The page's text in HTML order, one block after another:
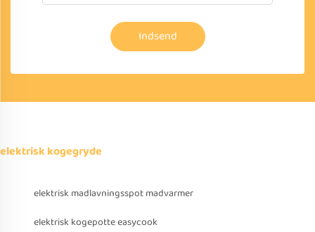
Indsend
elektrisk kogegryde
elektrisk madlavningsspot madvarmer
elektrisk kogepotte easycook